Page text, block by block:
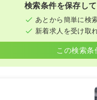
検索条件を保存し
あとから簡単に検
新着求人を受け取
この検索条